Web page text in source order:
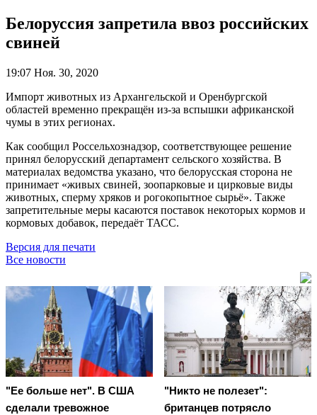
Белоруссия запретила ввоз российских
свиней
19:07 Ноя. 30, 2020
Импорт животных из Архангельской и Оренбургской
областей временно прекращён из-за вспышки африканской
чумы в этих регионах.
Как сообщил Россельхознадзор, соответствующее решение
принял белорусский департамент сельского хозяйства. В
материалах ведомства указано, что белорусская сторона не
принимает «живых свиней, зоопарковые и цирковые виды
животных, сперму хряков и рогокопытное сырьё». Также
запретительные меры касаются поставок некоторых кормов и
кормовых добавок, передаёт ТАСС.
Версия для печати
Все новости
"Ее больше нет". В США
сделали тревожное
"Никто не полезет":
британцев потрясло